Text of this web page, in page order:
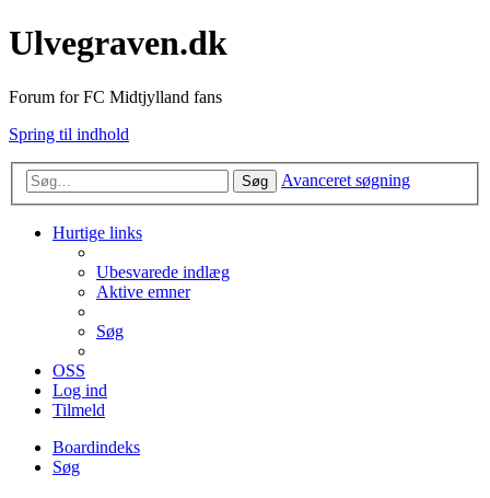
Ulvegraven.dk
Forum for FC Midtjylland fans
Spring til indhold
Søg Avanceret søgning
Hurtige links
Ubesvarede indlæg
Aktive emner
Søg
OSS
Log ind
Tilmeld
Boardindeks
Søg